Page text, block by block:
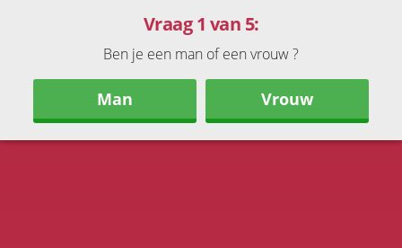
Vraag 1 van 5:
Ben je een man of een vrouw ?
Man Vrouw